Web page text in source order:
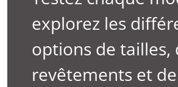
explorez les
options de tailles,
revêtements et de